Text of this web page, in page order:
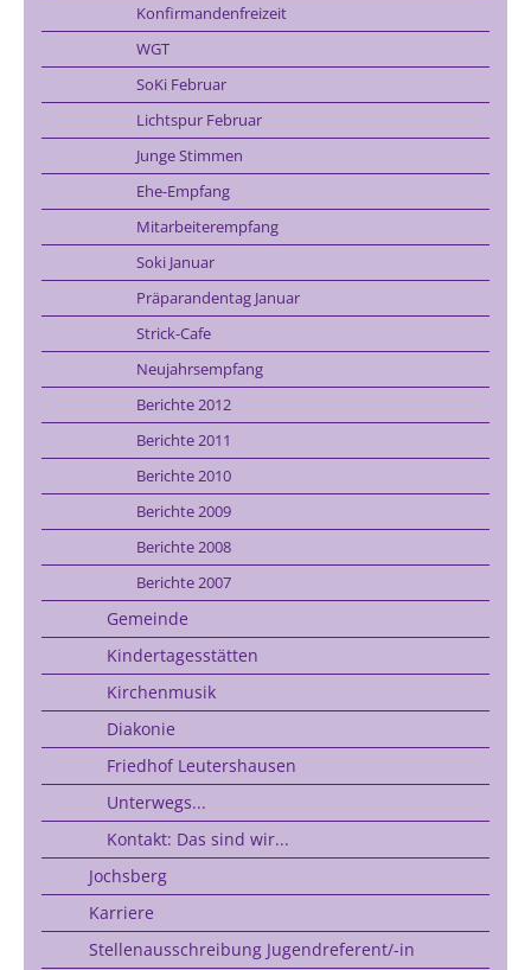
Konfirmandenfreizeit
WGT
SoKi Februar
Lichtspur Februar
Junge Stimmen
Ehe-Empfang
Mitarbeiterempfang
Soki Januar
Präparandentag Januar
Strick-Cafe
Neujahrsempfang
Berichte 2012
Berichte 2011
Berichte 2010
Berichte 2009
Berichte 2008
Berichte 2007
Gemeinde
Kindertagesstätten
Kirchenmusik
Diakonie
Friedhof Leutershausen
Unterwegs...
Kontakt: Das sind wir...
Jochsberg
Karriere
Stellenausschreibung Jugendreferent/-in